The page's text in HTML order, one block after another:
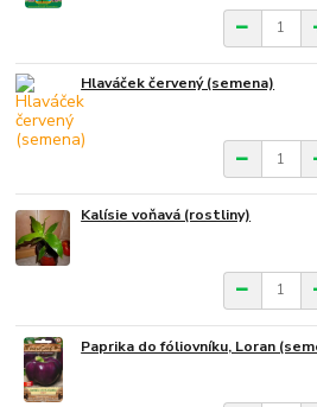
Hlaváček červený (semena)
Kalísie voňavá (rostliny)
Paprika do fóliovníku, Loran